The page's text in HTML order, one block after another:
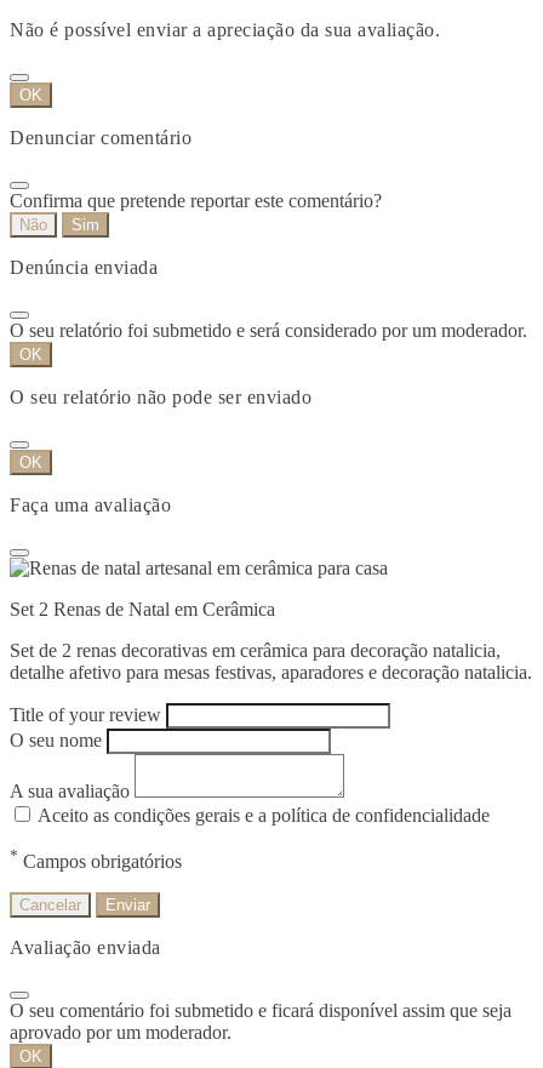
Não é possível enviar a apreciação da sua avaliação.
OK
Denunciar comentário
Confirma que pretende reportar este comentário?
Não Sim
Denúncia enviada
O seu relatório foi submetido e será considerado por um moderador.
OK
O seu relatório não pode ser enviado
OK
Faça uma avaliação
Set 2 Renas de Natal em Cerâmica
Set de 2 renas decorativas em cerâmica para decoração natalicia,
detalhe afetivo para mesas festivas, aparadores e decoração natalicia.
Title of your review
O seu nome
A sua avaliação
Aceito as condições gerais e a política de confidencialidade
* Campos obrigatórios
Cancelar Enviar
Avaliação enviada
O seu comentário foi submetido e ficará disponível assim que seja
aprovado por um moderador.
OK